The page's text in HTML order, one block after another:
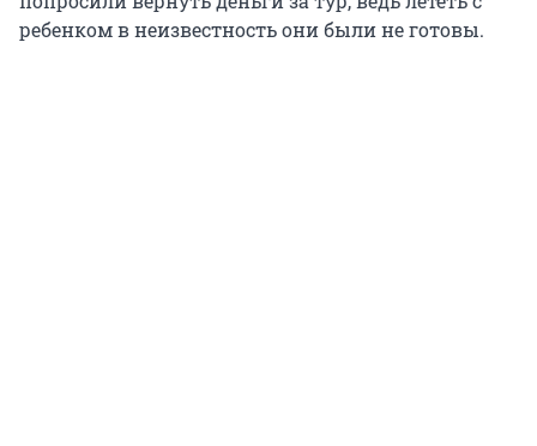
ребенком в неизвестность они были не готовы.